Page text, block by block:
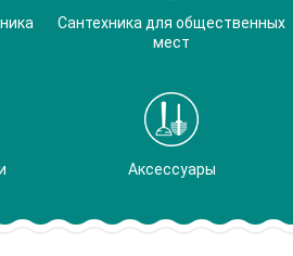
Сантехника для общественных
мест
Аксессуары